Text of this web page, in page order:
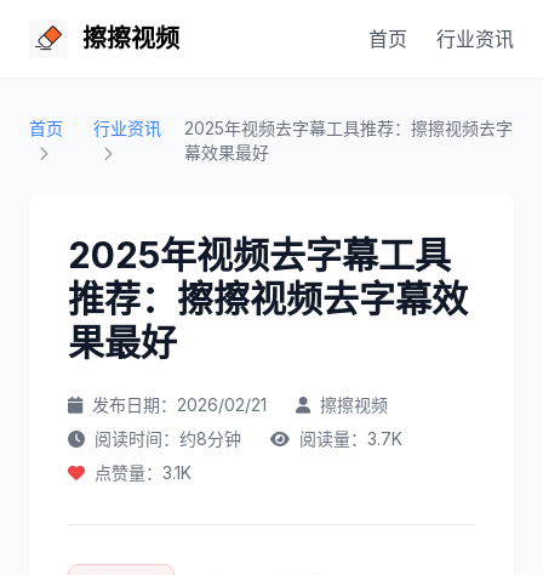
擦擦视频 首页 行业资讯
首页 行业资讯
2025年视频去字幕工具推荐：擦擦视频去字
幕效果最好
2025年视频去字幕工具
推荐：擦擦视频去字幕效
果最好
发布日期：2026/02/21
擦擦视频
阅读时间：约8分钟
阅读量：3.7K
点赞量：3.1K